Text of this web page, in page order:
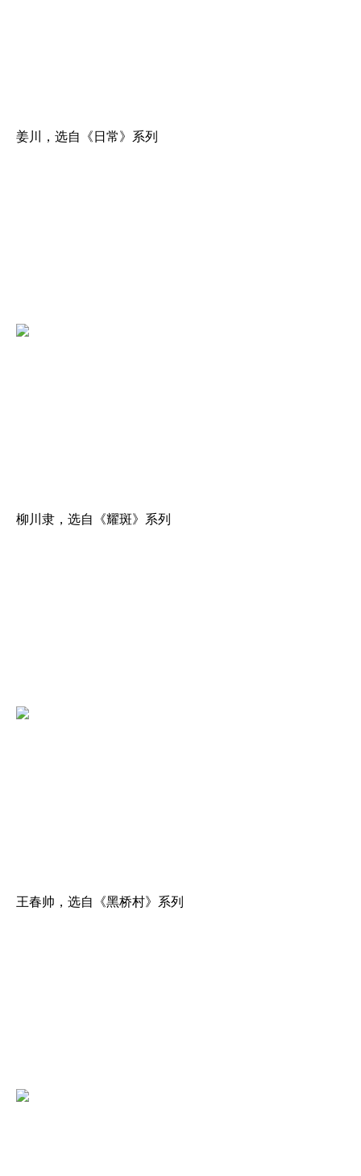
姜川，选自《日常》系列
柳川隶，选自《耀斑》系列
王春帅，选自《黑桥村》系列